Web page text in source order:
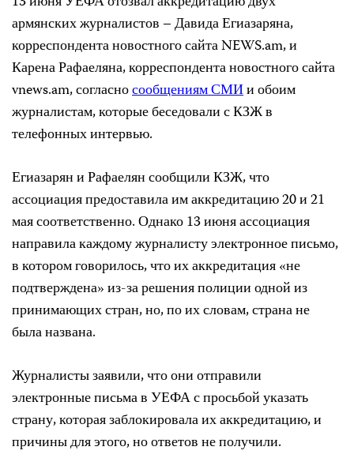
армянских журналистов – Давида Егиазаряна,
корреспондента новостного сайта NEWS.am, и
Карена Рафаеляна, корреспондента новостного сайта
vnews.am, согласносообщениям СМИи обоим
журналистам, которые беседовали с КЗЖ в
телефонных интервью.
Егиазарян и Рафаелян сообщили КЗЖ, что
ассоциация предоставила им аккредитацию 20 и 21
мая соответственно. Однако 13 июня ассоциация
направила каждому журналисту электронное письмо,
в котором говорилось, что их аккредитация «не
подтверждена» из-за решения полиции одной из
принимающих стран, но, по их словам, страна не
была названа.
Журналисты заявили, что они отправили
электронные письма в УЕФА с просьбой указать
страну, которая заблокировала их аккредитацию, и
причины для этого, но ответов не получили.